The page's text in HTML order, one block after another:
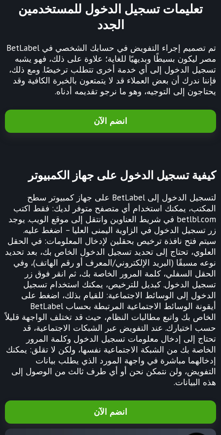
تعليمات تسجيل الدخول للمستخدمين
الجدد
تم تصميم إجراء التفويض في حسابك الشخصي في BetLabel
مصر ليكون بسيطًا وبديهيًا للغاية؛ علاوة على ذلك، فهو يشبه
تسجيل الدخول إلى أي خدمة أخرى تتطلب ترخيصًا. ومع ذلك،
فإننا ندرك أن بعض العملاء قد لا يتمتعون بالخبرة الكافية وقد
يحتاجون إلى التوجيه، وهو ما نرجو تقديمه أدناه.
انضم الآن
كيفية تسجيل الدخول على جهاز الكمبيوتر
لتسجيل الدخول إلى BetLabel على جهاز كمبيوتر سطح
المكتب، يمكنك استخدام أي متصفح متوفر لديك: فقط اكتب
betlbl.com في شريط العناوين وانتقل إلى موقع الويب. يوجد
زر تسجيل الدخول في الزاوية اليمنى العليا – اضغط عليه.
سيتم فتح نافذة ترخيص بحقلين لإدخال المعلومات: في الحقل
العلوي، تحتاج إلى تحديد تسجيل الدخول الخاص بك، بعد تحديد
نوعه مسبقًا (البريد الإلكتروني/المعرف أو رقم الهاتف)، وفي
الحقل السفلي، كلمة المرور الخاصة بك، ثم انقر فوق زر
تسجيل الدخول. كبديل للترخيص، يمكنك استخدام تسجيل
الدخول إلى الوسائط الاجتماعية: للقيام بذلك، اضغط على
أيقونة الوسائط الاجتماعية المرتبطة بحساب BetLabel
الخاص بك واتبع مطالبات النظام، حيث قد تختلف الواجهة قليلاً
حسب اختيارك. عند التفويض عبر الشبكات الاجتماعية، قد
تحتاج إلى إدخال معلومات تسجيل الدخول وكلمة المرور
الخاصة بك من الشبكة الاجتماعية نفسها، ولكن لا تقلق: يمكنك
إدخالهما مباشرة في واجهة المورد الذي يطلب بيانات
التفويض، ولن نتمكن نحن أو أي طرف ثالث من الوصول إلى
هذه البيانات.
انضم الآن